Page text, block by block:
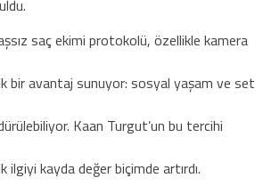
saç ekimi protokolü, özellikle kamera
bir avantaj sunuyor: sosyal yaşam ve set
Kaan Turgut’un bu tercihi
ilgiyi kayda değer biçimde artırdı.